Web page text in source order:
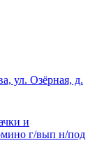
ул. Озёрная, д.
и
г/вып н/под